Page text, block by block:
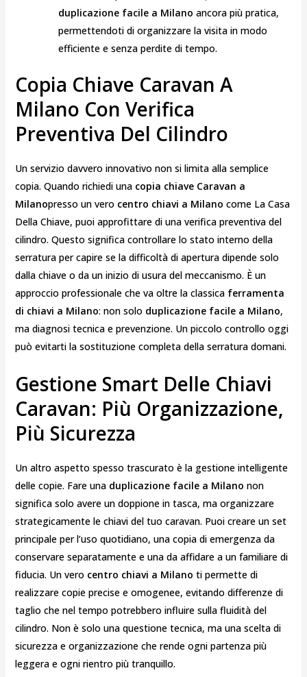
duplicazione facile a Milano ancora più pratica,
permettendoti di organizzare la visita in modo
efficiente e senza perdite di tempo.
Copia Chiave Caravan A
Milano Con Verifica
Preventiva Del Cilindro
Un servizio davvero innovativo non si limita alla semplice
copia. Quando richiedi una copia chiave Caravan a
Milanopresso un vero centro chiavi a Milano come La Casa
Della Chiave, puoi approfittare di una verifica preventiva del
cilindro. Questo significa controllare lo stato interno della
serratura per capire se la difficoltà di apertura dipende solo
dalla chiave o da un inizio di usura del meccanismo. È un
approccio professionale che va oltre la classica ferramenta
di chiavi a Milano: non solo duplicazione facile a Milano,
ma diagnosi tecnica e prevenzione. Un piccolo controllo oggi
può evitarti la sostituzione completa della serratura domani.
Gestione Smart Delle Chiavi
Caravan: Più Organizzazione,
Più Sicurezza
Un altro aspetto spesso trascurato è la gestione intelligente
delle copie. Fare una duplicazione facile a Milano non
significa solo avere un doppione in tasca, ma organizzare
strategicamente le chiavi del tuo caravan. Puoi creare un set
principale per l’uso quotidiano, una copia di emergenza da
conservare separatamente e una da affidare a un familiare di
fiducia. Un vero centro chiavi a Milano ti permette di
realizzare copie precise e omogenee, evitando differenze di
taglio che nel tempo potrebbero influire sulla fluidità del
cilindro. Non è solo una questione tecnica, ma una scelta di
sicurezza e organizzazione che rende ogni partenza più
leggera e ogni rientro più tranquillo.